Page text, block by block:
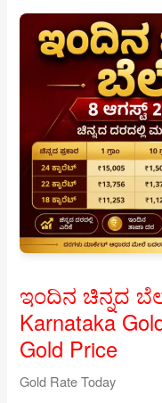
ಎಲೆ
ರೋಗ
ಕಡಿಮೆಯಾದರೂ
ಈಗಲೇ
ಕ್ರಮಗಳನ್ನು
ಕೈಗೊಳ್ಳಿ
ಇಂದಿನ ಚಿನ್ನದ
Karnataka
Gold Price
Gold Rate Today